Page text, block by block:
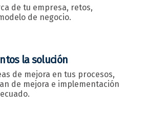
de tu empresa, retos,
de negocio.
la solución
de mejora en tus procesos,
de mejora e implementación